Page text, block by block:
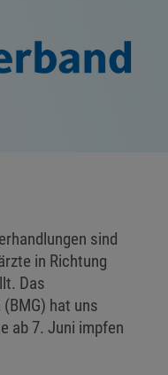
sind
in Richtung
Das
hat uns
ab 7. Juni impfen